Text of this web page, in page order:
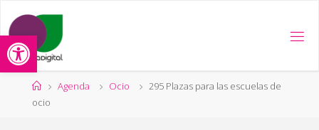
Abrir barra de herramientas
contenido
Página
de
Agenda Ocio
295 Plazas para las escuelas de
ocio